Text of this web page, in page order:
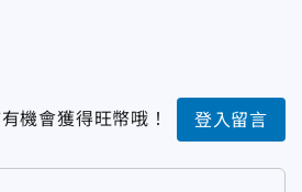
機會獲得旺幣哦！ 登入留言